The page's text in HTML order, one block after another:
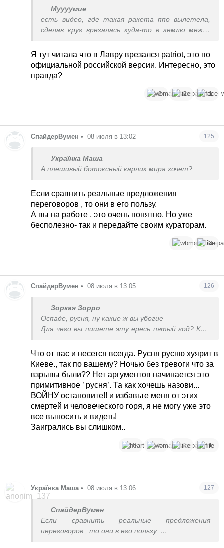
Муууумие
есть видео, где такая ракета ппо вылетела,
сделав круг врезалась куда-то в землю между
подвал с людьми попала.
Я тут читала что в Лавру врезался patriot, это по
официальной российской версии. Интересно, это
правда?
9 2 1
СпайдерВумен • 08 июля в 13:02 125
Українка Маша
А плешивый ботоксный карлик мира хочет?
Если сравнить реальные предложения
переговоров , то они в его пользу.
А вы на работе , это очень понятно. Но уже
бесполезно- так и передайте своим кураторам.
4 3
СпайдерВумен • 08 июля в 13:05 126
Зоркая Зорро
Оспаде, русня, ну какие ж вы убогие
Для чего вы пишете эту ересь пятый год? Кто
Что от вас и несется всегда. Русня русню хуярит в
Киеве., так по вашему? Ночью без тревоги что за
взрывы были?? Нет аргументов начинается это
примитивное ’ русня’. Та как хочешь назови...
ВОЙНУ остановите!! и избавьте меня от этих
смертей и человеческого горя, я не могу уже это
все выносить и видеть!
Заигрались вы слишком..
6 5 1 1
Українка Маша • 08 июля в 13:06 127
СпайдерВумен
Если сравнить реальные предложения
переговоров , то они в его пользу.